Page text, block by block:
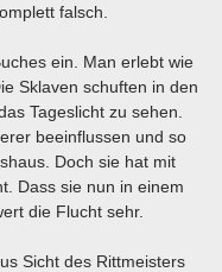
falsch.
ein. Man erlebt wie
Sklaven schuften in den
Tageslicht zu sehen.
beeinflussen und so
Doch sie hat mit
Dass sie nun in einem
die Flucht sehr.
Sicht des Rittmeisters